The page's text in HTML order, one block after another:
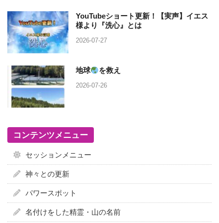
YouTubeショート更新！【実声】イエス
様より『洗心』とは
2026-07-27
地球 を救え
2026-07-26
コンテンツメニュー
セッションメニュー
神々との更新
パワースポット
名付けをした精霊・山の名前